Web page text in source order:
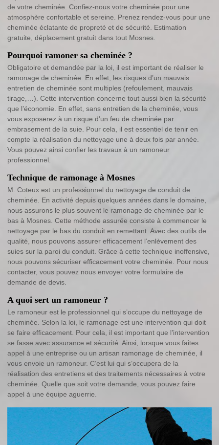
de votre cheminée. Confiez-nous votre cheminée pour une
atmosphère confortable et sereine. Prenez rendez-vous pour une
cheminée éclatante de propreté et de sécurité. Estimation
gratuite, déplacement gratuit dans tout Mosnes.
Pourquoi ramoner sa cheminée ?
Obligatoire et demandée par la loi, il est important de réaliser le
ramonage de cheminée. En effet, les risques d’un mauvais
entretien de cheminée sont multiples (refoulement, mauvais
tirage,…). Cette intervention concerne tout aussi bien la sécurité
que l’économie. En effet, sans entretien de la cheminée, vous
vous exposerez à un risque d’un feu de cheminée par
embrasement de la suie. Pour cela, il est essentiel de tenir en
compte la réalisation du nettoyage une à deux fois par année.
Vous pouvez ainsi confier les travaux à un ramoneur
professionnel.
Technique de ramonage à Mosnes
M. Coteux est un professionnel du nettoyage de conduit de
cheminée. En activité depuis quelques années dans le domaine,
nous assurons le plus souvent le ramonage de cheminée par le
bas à Mosnes. Cette méthode assurée consiste à commencer le
nettoyage par le bas du conduit en remettant. Avec des outils de
qualité, nous pouvons assurer efficacement l’enlèvement des
suies sur la paroi du conduit. Grâce à cette technique inoffensive,
nous pouvons sécuriser efficacement votre cheminée. Pour nous
contacter, vous pouvez nous envoyer votre formulaire de
demande de devis.
A quoi sert un ramoneur ?
Le ramoneur est le professionnel qui s’occupe du nettoyage de
cheminée. Selon la loi, le ramonage est une intervention qui doit
se faire efficacement. Pour cela, il est important que l’intervention
se fasse avec assurance et sécurité. Ainsi, lorsque vous faites
appel à une entreprise ou un artisan ramonage de cheminée, il
vous envoie un ramoneur. C’est lui qui s’occupera de la
réalisation des entretiens et des traitements nécessaires à votre
cheminée. Quelle que soit votre demande, vous pouvez faire
appel à une équipe aguerrie.